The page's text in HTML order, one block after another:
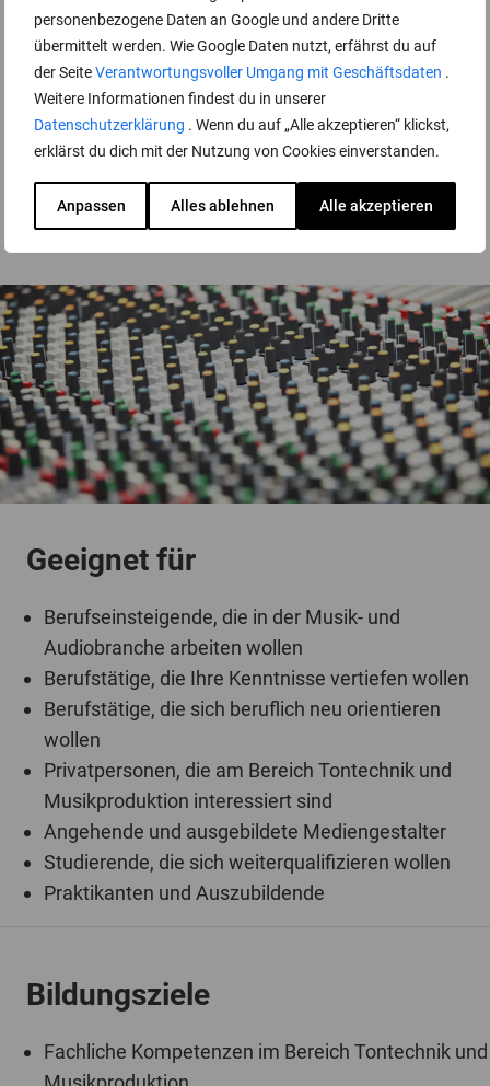
personenbezogene Daten an Google und andere Dritte
übermittelt werden. Wie Google Daten nutzt, erfährst du auf
der SeiteVerantwortungsvoller Umgang mit Geschäftsdaten .
Weitere Informationen findest du in unserer
Datenschutzerklärung . Wenn du auf „Alle akzeptieren“ klickst,
erklärst du dich mit der Nutzung von Cookies einverstanden.
Anpassen Alles ablehnen Alle akzeptieren
richtig gelandet:
02 /Since 2010
Bereits seit 2009 entwickeln wir mit Leidenschaft
unsere Online-Weiterbildungen.
Audiobranche arbeiten wollen
Berufstätige, die Ihre Kenntnisse vertiefen wollen
Berufstätige, die sich beruflich neu orientieren
wollen
Privatpersonen, die am Bereich Tontechnik und
Musikproduktion interessiert sind
Angehende und ausgebildete Mediengestalter
Studierende, die sich weiterqualifizieren wollen
Praktikanten und Auszubildende
Musikproduktion